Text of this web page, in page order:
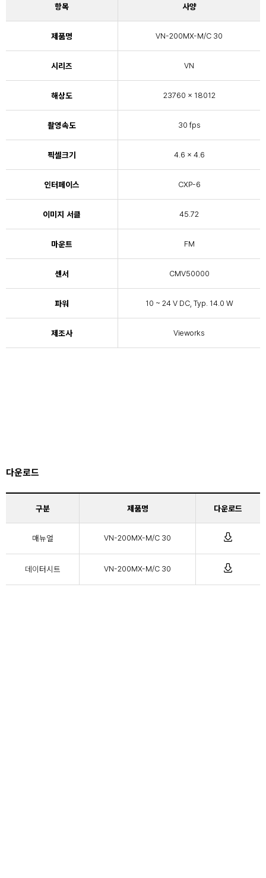
항목 사양
제품명 VN-200MX-M/C 30
시리즈 VN
해상도 23760 × 18012
촬영속도 30 fps
픽셀크기 4.6 × 4.6
인터페이스 CXP-6
이미지 서클 45.72
마운트 FM
센서 CMV50000
파워 10 ~ 24 V DC, Typ. 14.0 W
제조사 Vieworks
다운로드
구분 제품명 다운로드
매뉴얼 VN-200MX-M/C 30
데이터시트 VN-200MX-M/C 30